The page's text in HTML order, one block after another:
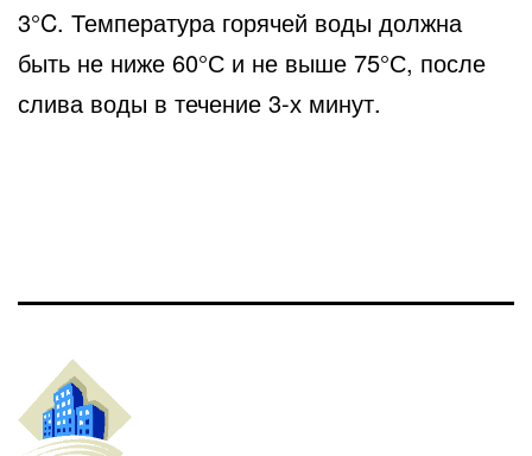
3°C. Температура горячей воды должна
быть не ниже 60°С и не выше 75°С, после
слива воды в течение 3-х минут.